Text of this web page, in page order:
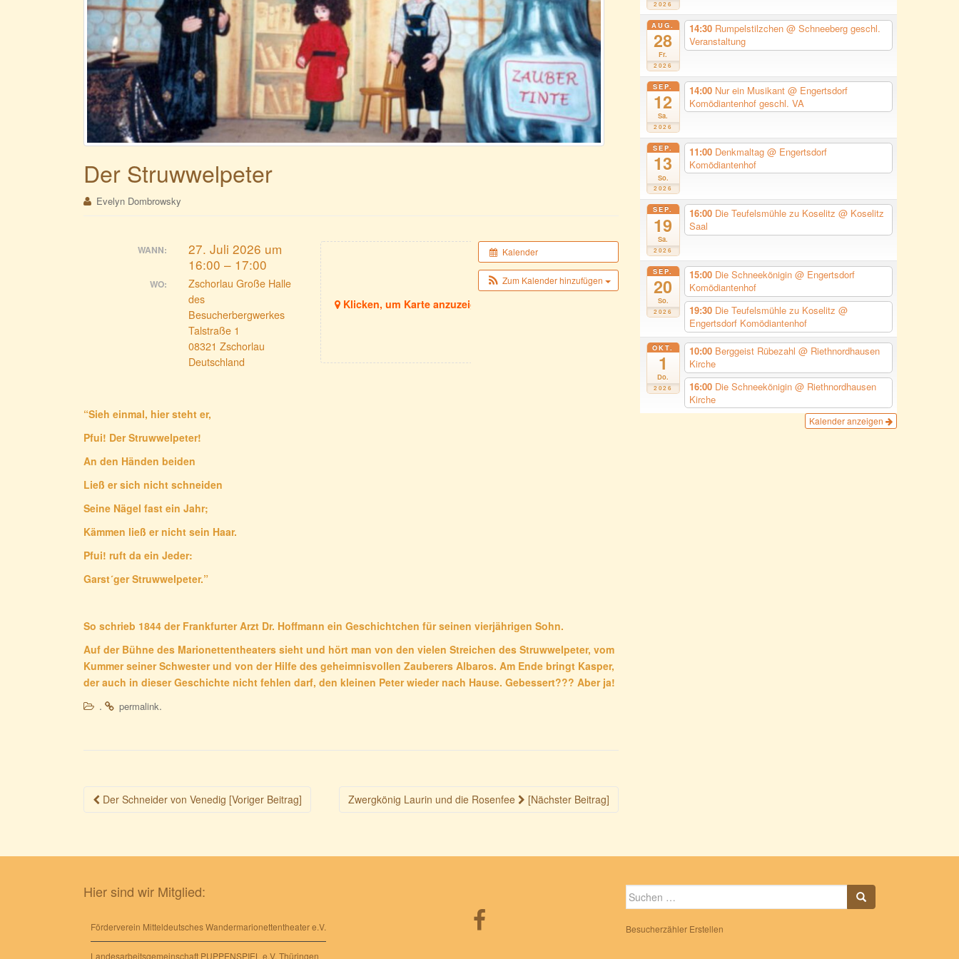
Der Struwwelpeter
Evelyn Dombrowsky
Kalender
Zum Kalender hinzufügen
Klicken, um Karte anzuzeigen
WANN:
27. Juli 2026 um
16:00 – 17:00
WO:
Zschorlau Große Halle
des
Besucherbergwerkes
Talstraße 1
08321 Zschorlau
Deutschland
“Sieh einmal, hier steht er,
Pfui! Der Struwwelpeter!
An den Händen beiden
Ließ er sich nicht schneiden
Seine Nägel fast ein Jahr;
Kämmen ließ er nicht sein Haar.
Pfui! ruft da ein Jeder:
Garst´ger Struwwelpeter.”
So schrieb 1844 der Frankfurter Arzt Dr. Hoffmann ein Geschichtchen für seinen vierjährigen Sohn.
Auf der Bühne des Marionettentheaters sieht und hört man von den vielen Streichen des Struwwelpeter, vom
Kummer seiner Schwester und von der Hilfe des geheimnisvollen Zauberers Albaros. Am Ende bringt Kasper,
der auch in dieser Geschichte nicht fehlen darf, den kleinen Peter wieder nach Hause. Gebessert??? Aber ja!
.
permalink.
Beitragsnavigation
Der Schneider von Venedig [Voriger Beitrag] Zwergkönig Laurin und die Rosenfee [Nächster Beitrag]
2026
AUG.
28
Fr.
2026
14:30 Rumpelstilzchen @ Schneeberg geschl.
Veranstaltung
SEP.
12
Sa.
2026
14:00 Nur ein Musikant @ Engertsdorf
Komödiantenhof geschl. VA
SEP.
13
So.
2026
11:00 Denkmaltag @ Engertsdorf
Komödiantenhof
SEP.
19
Sa.
2026
16:00 Die Teufelsmühle zu Koselitz @ Koselitz
Saal
SEP.
20
So.
2026
15:00 Die Schneekönigin @ Engertsdorf
Komödiantenhof
19:30 Die Teufelsmühle zu Koselitz @
Engertsdorf Komödiantenhof
OKT.
1
Do.
2026
10:00 Berggeist Rübezahl @ Riethnordhausen
Kirche
16:00 Die Schneekönigin @ Riethnordhausen
Kirche
Kalender anzeigen
Hier sind wir Mitglied:
Förderverein Mitteldeutsches Wandermarionettentheater e.V.
Landesarbeitsgemeinschaft PUPPENSPIEL e.V. Thüringen
Suche
nach:
Besucherzähler Erstellen